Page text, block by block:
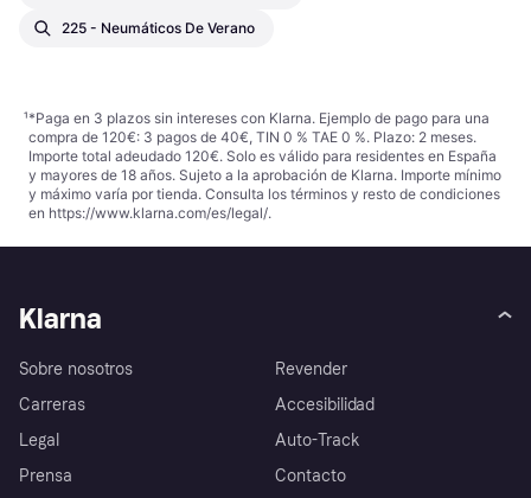
225 - Neumáticos De Verano
¹*Paga en 3 plazos sin intereses con Klarna. Ejemplo de pago para una
compra de 120€: 3 pagos de 40€, TIN 0 % TAE 0 %. Plazo: 2 meses.
Importe total adeudado 120€. Solo es válido para residentes en España
y mayores de 18 años. Sujeto a la aprobación de Klarna. Importe mínimo
y máximo varía por tienda. Consulta los términos y resto de condiciones
en https://www.klarna.com/es/legal/.
Klarna
Sobre nosotros
Carreras
Legal
Prensa
Revender
Accesibilidad
Auto-Track
Contacto